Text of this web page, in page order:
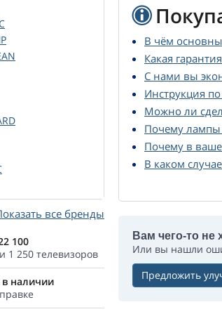
В чём
Какая
С нами вы
Инструкция
Можно ли
Почему лампы
Почему в
В каком
Вам чего-то
Или вы нашли
Предложить
все бренды
100
1 250 телевизоров
наличии